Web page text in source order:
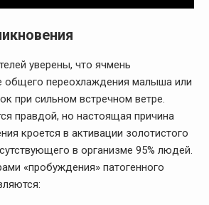
уверены, что ячмень
общего переохлаждения малыша или
при сильном встречном ветре.
правдой, но настоящая причина
кроется в активации золотистого
в организме 95% людей.
«пробуждения» патогенного